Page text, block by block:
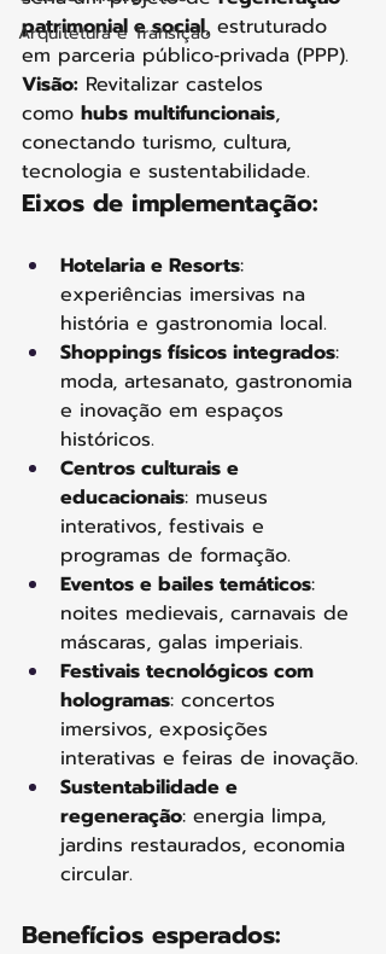
Arquitetura e Transição
patrimonial e social, estruturado
em parceria público‑privada (PPP).
Visão: Revitalizar castelos
como hubs multifuncionais,
conectando turismo, cultura,
tecnologia e sustentabilidade.
Eixos de implementação:
Hotelaria e Resorts:
experiências imersivas na
história e gastronomia local.
Shoppings físicos integrados:
moda, artesanato, gastronomia
e inovação em espaços
históricos.
Centros culturais e
educacionais: museus
interativos, festivais e
programas de formação.
Eventos e bailes temáticos:
noites medievais, carnavais de
máscaras, galas imperiais.
Festivais tecnológicos com
hologramas: concertos
imersivos, exposições
interativas e feiras de inovação.
Sustentabilidade e
regeneração: energia limpa,
jardins restaurados, economia
circular.
Benefícios esperados: